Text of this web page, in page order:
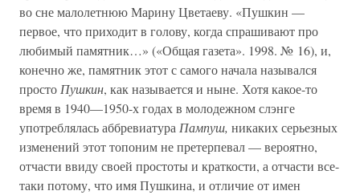
во сне малолетнюю Марину Цветаеву. «Пушкин —
первое, что приходит в голову, когда спрашивают про
любимый памятник…» («Общая газета». 1998. № 16), и,
конечно же, памятник этот с самого начала назывался
просто Пушкин, как называется и ныне. Хотя какое-то
время в 1940—1950-х годах в молодежном слэнге
употреблялась аббревиатура Пампуш, никаких серьезных
изменений этот топоним не претерпевал — вероятно,
отчасти ввиду своей простоты и краткости, а отчасти все-
таки потому, что имя Пушкина, и отличие от имен